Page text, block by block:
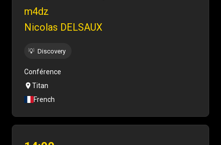
m4dz
Nicolas DELSAUX
💡 Discovery
Conférence
Titan
French